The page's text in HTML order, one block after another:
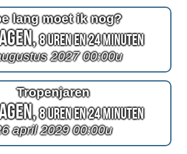
lang moet ik nog?
8 Uren en 24 Minuten
2027 00:00u
Tropenjaren
8 Uren en 24 Minuten
april 2029 00:00u